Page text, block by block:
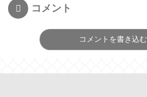
コメント
コメントを書き込む